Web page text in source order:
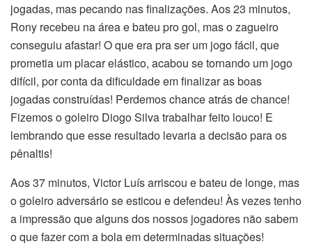
jogadas, mas pecando nas finalizações. Aos 23 minutos,
Rony recebeu na área e bateu pro gol, mas o zagueiro
conseguiu afastar! O que era pra ser um jogo fácil, que
prometia um placar elástico, acabou se tornando um jogo
difícil, por conta da dificuldade em finalizar as boas
jogadas construídas! Perdemos chance atrás de chance!
Fizemos o goleiro Diogo Silva trabalhar feito louco! E
lembrando que esse resultado levaria a decisão para os
pênaltis!
Aos 37 minutos, Victor Luís arriscou e bateu de longe, mas
o goleiro adversário se esticou e defendeu! Às vezes tenho
a impressão que alguns dos nossos jogadores não sabem
o que fazer com a bola em determinadas situações!